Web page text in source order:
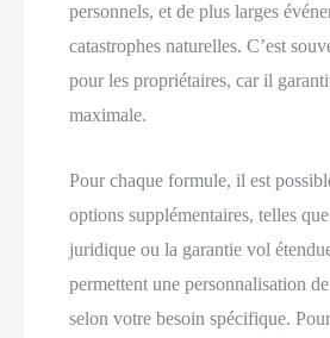
personnels, et de plus larges
catastrophes naturelles. C’est
pour les propriétaires, car il
maximale.
Pour chaque formule, il est
options supplémentaires, telles
juridique ou la garantie vol
permettent une personnalisation
selon votre besoin spécifique.